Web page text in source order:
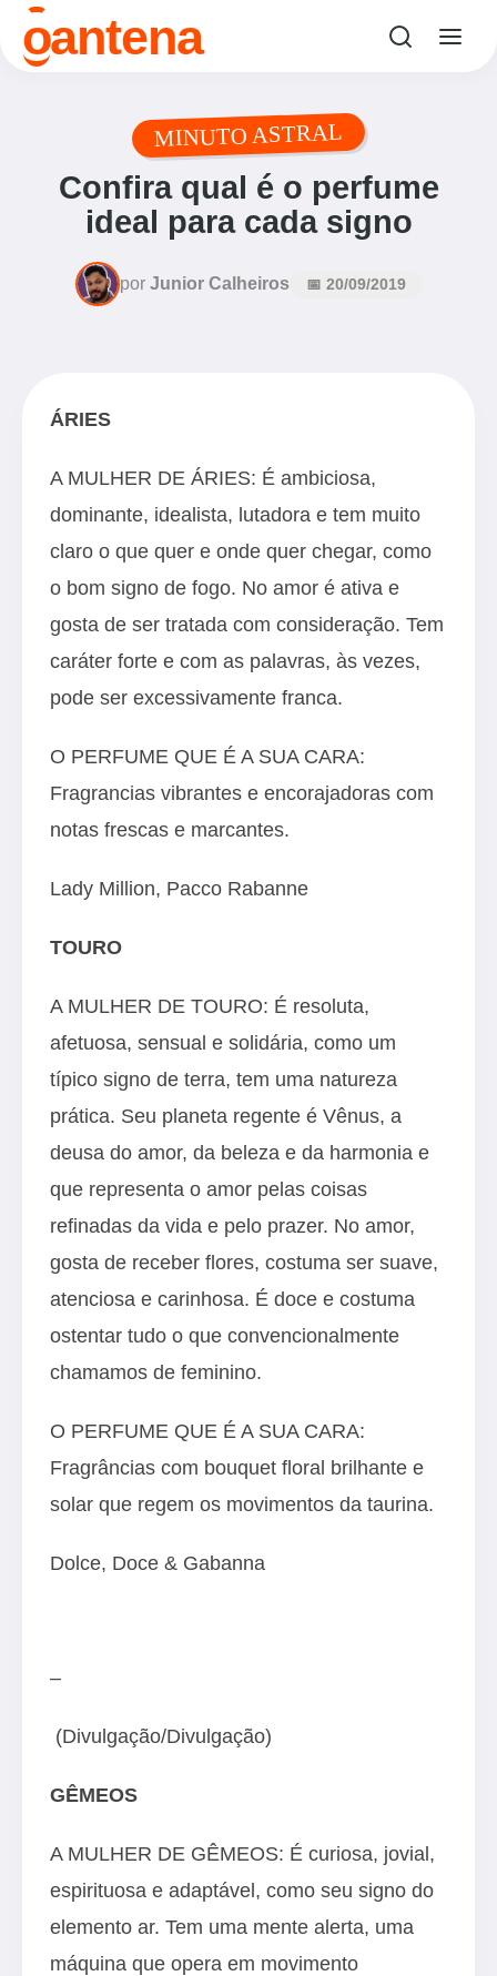
oantena
MINUTO ASTRAL
Confira qual é o perfume
ideal para cada signo
por Junior Calheiros 📅 20/09/2019
ÁRIES
A MULHER DE ÁRIES: É ambiciosa,
dominante, idealista, lutadora e tem muito
claro o que quer e onde quer chegar, como
o bom signo de fogo. No amor é ativa e
gosta de ser tratada com consideração. Tem
caráter forte e com as palavras, às vezes,
pode ser excessivamente franca.
O PERFUME QUE É A SUA CARA:
Fragrancias vibrantes e encorajadoras com
notas frescas e marcantes.
Lady Million, Pacco Rabanne
TOURO
A MULHER DE TOURO: É resoluta,
afetuosa, sensual e solidária, como um
típico signo de terra, tem uma natureza
prática. Seu planeta regente é Vênus, a
deusa do amor, da beleza e da harmonia e
que representa o amor pelas coisas
refinadas da vida e pelo prazer. No amor,
gosta de receber flores, costuma ser suave,
atenciosa e carinhosa. É doce e costuma
ostentar tudo o que convencionalmente
chamamos de feminino.
O PERFUME QUE É A SUA CARA:
Fragrâncias com bouquet floral brilhante e
solar que regem os movimentos da taurina.
Dolce, Doce & Gabanna
–
(Divulgação/Divulgação)
GÊMEOS
A MULHER DE GÊMEOS: É curiosa, jovial,
espirituosa e adaptável, como seu signo do
elemento ar. Tem uma mente alerta, uma
máquina que opera em movimento